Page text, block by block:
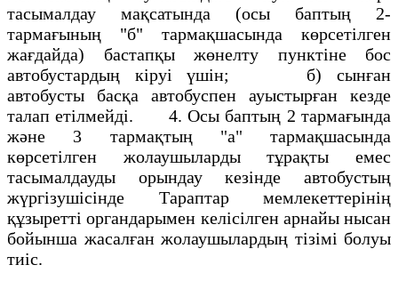
тасымалдау мақсатында (осы баптың 2-
тармағының "б" тармақшасында көрсетiлген
жағдайда) бастапқы жөнелту пунктiне бос
автобустардың кiруi үшiн; б) сынған
автобусты басқа автобуспен ауыстырған кезде
талап етiлмейдi. 4. Осы баптың 2 тармағында
және 3 тармақтың "а" тармақшасында
көрсетiлген жолаушыларды тұрақты емес
тасымалдауды орындау кезiнде автобустың
жүргiзушiсiнде Тараптар мемлекеттерiнiң
құзыреттi органдарымен келiсiлген арнайы нысан
бойынша жасалған жолаушылардың тiзiмi болуы
тиiс.